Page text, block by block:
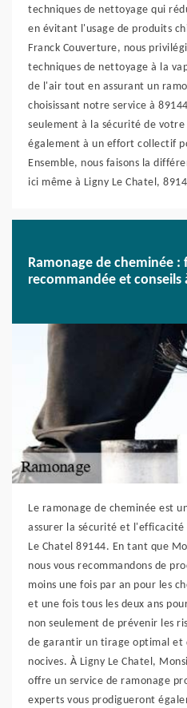
techniques de nettoyage qui
en évitant l'usage de produits
Franck Couverture, nous
techniques de nettoyage à la
de l'air tout en assurant un
choisissant notre service à
seulement à la sécurité de
également à un effort collectif
Ensemble, nous faisons la
ici même à Ligny Le Chatel,
Ramonage de cheminée :
recommandée et conseils
Le ramonage de cheminée est
assurer la sécurité et
Le Chatel 89144. En tant que
nous vous recommandons de
moins une fois par an pour les
et une fois tous les deux ans
non seulement de prévenir les
de garantir un tirage optimal et
nocives. À Ligny Le Chatel,
offre un service de ramonage
experts vous prodigueront